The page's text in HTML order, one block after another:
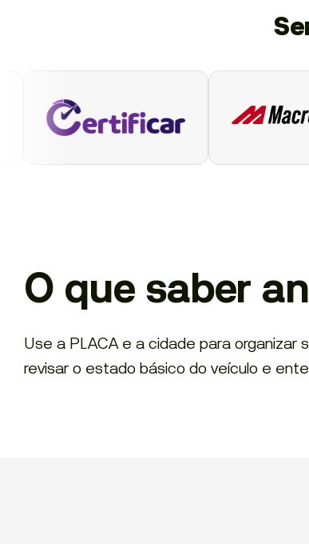
O que saber
Use a PLACA e a cidade para
revisar o estado básico do veículo e